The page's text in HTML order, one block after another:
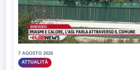
7 AGOSTO 2026
ATTUALITÀ